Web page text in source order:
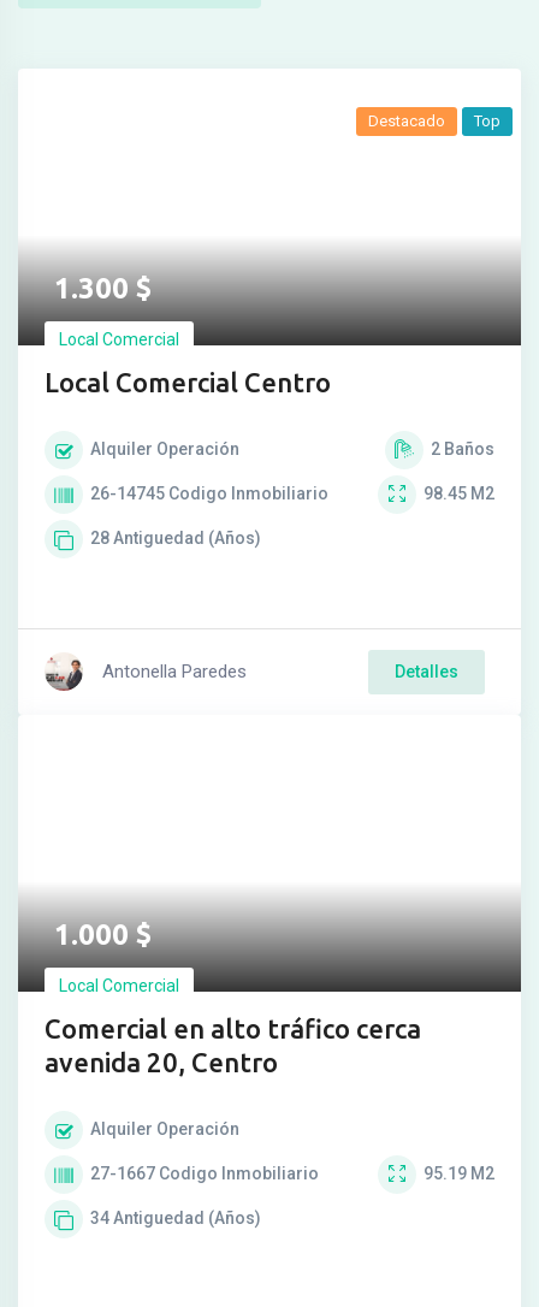
1.300$
Local Comercial
Local Comercial Centro
Destacado Top
Alquiler Operación 2 Baños
26-14745 Codigo Inmobiliario 98.45 M2
28Antiguedad (Años)
Antonella Paredes Detalles
1.000$
Local Comercial
Comercial en alto tráfico cerca
avenida 20, Centro
Alquiler Operación
27-1667 Codigo Inmobiliario 95.19 M2
34Antiguedad (Años)